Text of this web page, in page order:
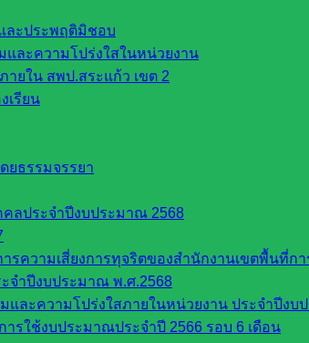
ละประพฤติมิชอบ
ละความโปร่งใสในหน่วยงาน
ยใน สพป.สระแก้ว เขต 2
เรียน
ยธรรมจรรยา
ลประจำปีงบประมาณ 2568
รความเสี่ยงการทุจริตของสำนักงานเขตพื้นที่ก
จำปีงบประมาณ พ.ศ.2568
และความโปร่งใสภายในหน่วยงาน ประจำปีงบ
รใช้งบประมาณประจำปี 2566 รอบ 6 เดือน